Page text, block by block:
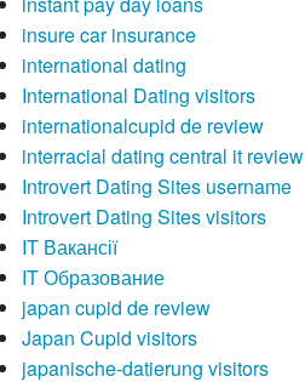
insure car insurance
international dating
International Dating visitors
internationalcupid de review
interracial dating central it review
Introvert Dating Sites username
Introvert Dating Sites visitors
IT Вакансії
IT Образование
japan cupid de review
Japan Cupid visitors
japanische-datierung visitors